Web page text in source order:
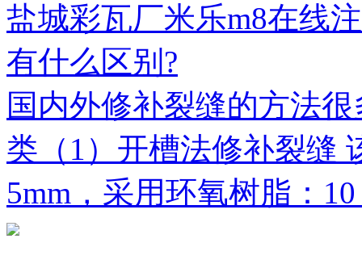
盐城彩瓦厂米乐m8在线
有什么区别?
国内外修补裂缝的方法
类（1）开槽法修补裂缝
5mm，采用环氧树脂：